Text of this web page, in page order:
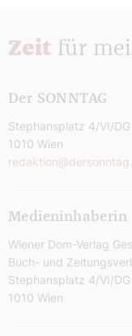
Zeit für
Der SONNTAG
Stephansplatz 4/VI/DG
1010 Wien
Medieninhaberin
Wiener Dom-Verlag
Buch- und
Stephansplatz 4/VI/DG
1010 Wien